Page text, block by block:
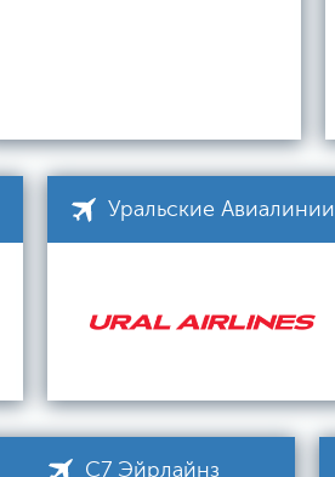
Уральские Авиалинии
С7 Эйрлайнз